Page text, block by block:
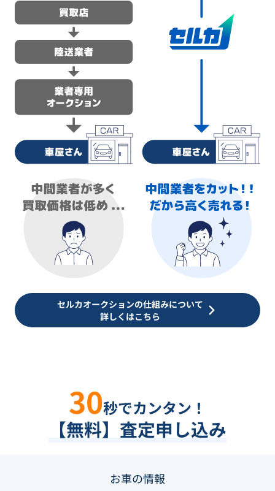
セルカオークションの仕組みについて
詳しくはこちら
30秒でカンタン！
【無料】査定申し込み
お車の情報